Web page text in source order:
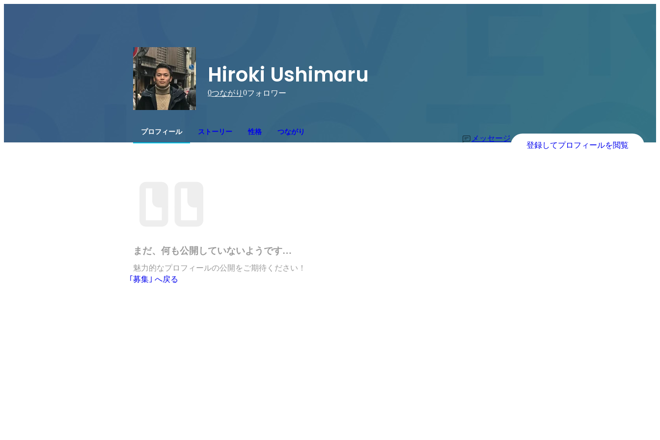
Hiroki Ushimaru
0つながり 0フォロワー
プロフィール ストーリー 性格 つながり
メッセージ
登録してプロフィールを閲覧
まだ、何も公開していないようです…
魅力的なプロフィールの公開をご期待ください！
｢募集｣ へ戻る